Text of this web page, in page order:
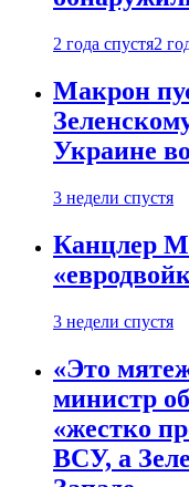
2 года спустя2
Макрон
Украине
3 недели спустя
Канцлер
3 недели спустя
«Это
министр
«жестко
ВСУ, а